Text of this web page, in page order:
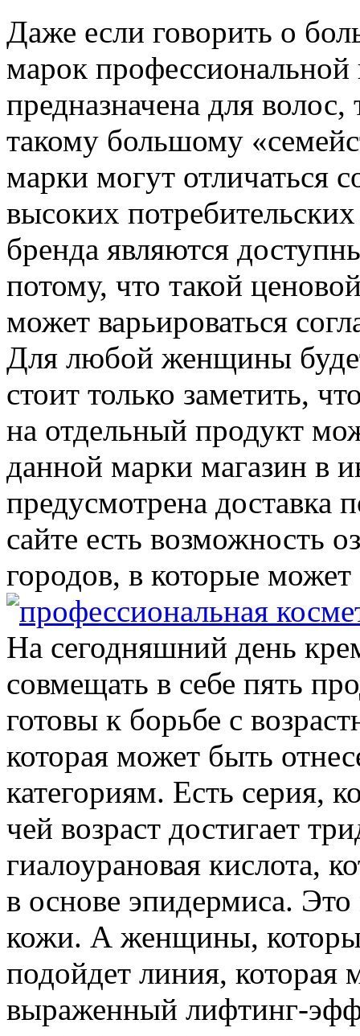
Даже если говорить о
марок профессиональной
предназначена для
такому большому
марки могут отличаться
высоких
бренда являются
потому, что такой
может варьироваться
Для любой женщины
стоит только заметить,
на отдельный продукт
данной марки магазин в
предусмотрена
сайте есть возможность
городов, в которые
На сегодняшний день
совмещать в себе пять
готовы к борьбе с
которая может быть
категориям. Есть серия,
чей возраст достигает
гиалоурановая кислота,
в основе эпидермиса.
кожи. А женщины,
подойдет линия, которая
выраженный лифтинг-